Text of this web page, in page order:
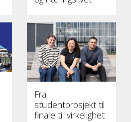
Fra
studentprosjekt til
finale til virkelighet